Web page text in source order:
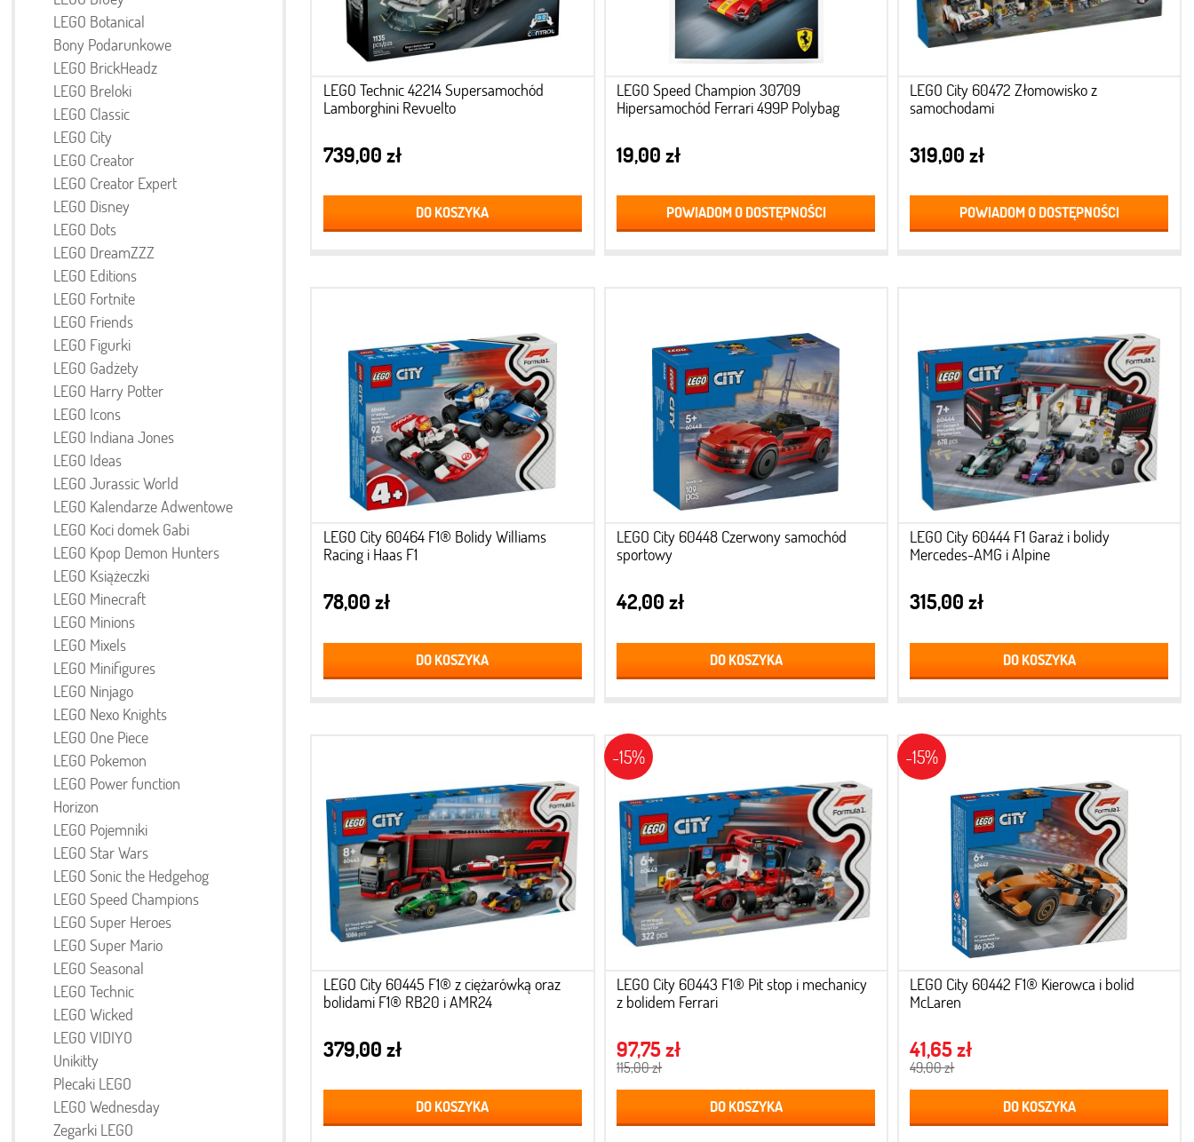
LEGO Botanical
Bony Podarunkowe
LEGO BrickHeadz
LEGO Breloki
LEGO Classic
LEGO City
LEGO Creator
LEGO Creator Expert
LEGO Disney
LEGO Dots
LEGO DreamZZZ
LEGO Editions
LEGO Fortnite
LEGO Friends
LEGO Figurki
LEGO Gadżety
LEGO Harry Potter
LEGO Icons
LEGO Indiana Jones
LEGO Ideas
LEGO Jurassic World
LEGO Kalendarze Adwentowe
LEGO Koci domek Gabi
LEGO Kpop Demon Hunters
LEGO Książeczki
LEGO Minecraft
LEGO Minions
LEGO Mixels
LEGO Minifigures
LEGO Ninjago
LEGO Nexo Knights
LEGO One Piece
LEGO Pokemon
LEGO Power function
Horizon
LEGO Pojemniki
LEGO Star Wars
LEGO Sonic the Hedgehog
LEGO Speed Champions
LEGO Super Heroes
LEGO Super Mario
LEGO Seasonal
LEGO Technic
LEGO Wicked
LEGO VIDIYO
Unikitty
Plecaki LEGO
LEGO Wednesday
Zegarki LEGO
LEGO Technic 42214 Supersamochód
Lamborghini Revuelto
739,00 zł
DO KOSZYKA
LEGO Speed Champion 30709
Hipersamochód Ferrari 499P Polybag
19,00 zł
POWIADOM O DOSTĘPNOŚCI
LEGO City 60472 Złomowisko z
samochodami
319,00 zł
POWIADOM O DOSTĘPNOŚCI
LEGO City 60464 F1® Bolidy Williams
Racing i Haas F1
78,00 zł
DO KOSZYKA
LEGO City 60448 Czerwony samochód
sportowy
42,00 zł
DO KOSZYKA
LEGO City 60444 F1 Garaż i bolidy
Mercedes-AMG i Alpine
315,00 zł
DO KOSZYKA
LEGO City 60445 F1® z ciężarówką oraz
bolidami F1® RB20 i AMR24
379,00 zł
DO KOSZYKA
LEGO City 60443 F1® Pit stop i mechanicy
z bolidem Ferrari
97,75 zł
115,00 zł
DO KOSZYKA
-15%
LEGO City 60442 F1® Kierowca i bolid
McLaren
41,65 zł
49,00 zł
DO KOSZYKA
-15%